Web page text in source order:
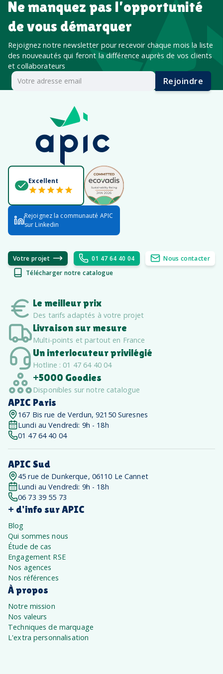
Ne manquez pas l’opportunité
de vous démarquer
Rejoignez notre newsletter pour recevoir chaque mois la liste
des nouveautés qui feront la différence auprès de vos clients
et collaborateurs
Rejoindre
Excellent
Rejoignez la communauté APIC
sur Linkedin
Votre projet 01 47 64 40 04
Nous contacter
Télécharger notre catalogue
Le meilleur prix
Des tarifs adaptés à votre projet
Livraison sur mesure
Multi-points et partout en France
Un interlocuteur privilégié
Hotline : 01 47 64 40 04
+5000 Goodies
Disponibles sur notre catalogue
APIC Paris
167 Bis rue de Verdun, 92150 Suresnes
Lundi au Vendredi: 9h - 18h
01 47 64 40 04
APIC Sud
45 rue de Dunkerque, 06110 Le Cannet
Lundi au Vendredi: 9h - 18h
06 73 39 55 73
+ d'info sur APIC
Blog
Qui sommes nous
Étude de cas
Engagement RSE
Nos agences
Nos références
À propos
Notre mission
Nos valeurs
Techniques de marquage
L'extra personnalisation